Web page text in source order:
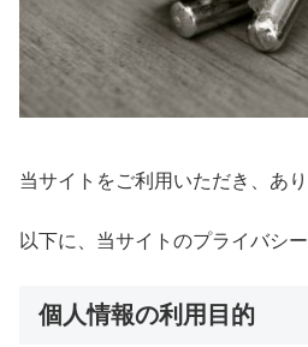
当サイトをご利用いただき、あ
以下に、当サイトのプライバシ
個人情報の利用目的